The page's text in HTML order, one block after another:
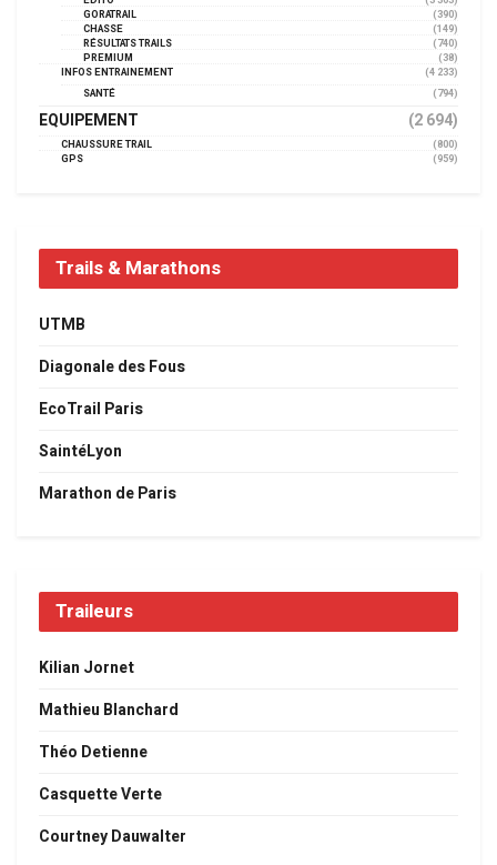
GORATRAIL
(390)
CHASSE
(149)
RÉSULTATS TRAILS
(740)
PREMIUM
(38)
INFOS ENTRAINEMENT
(4 233)
SANTÉ
(794)
EQUIPEMENT (2 694)
CHAUSSURE TRAIL
(800)
GPS
(959)
Trails & Marathons
UTMB
Diagonale des Fous
EcoTrail Paris
SaintéLyon
Marathon de Paris
Traileurs
Kilian Jornet
Mathieu Blanchard
Théo Detienne
Casquette Verte
Courtney Dauwalter